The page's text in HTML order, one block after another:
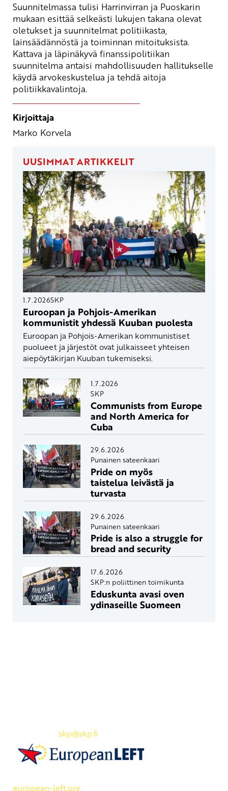
Suunnitelmassa tulisi Harrinvirran ja Puoskarin
mukaan esittää selkeästi lukujen takana olevat
oletukset ja suunnitelmat politiikasta,
lainsäädännöstä ja toiminnan mitoituksista.
Kattava ja läpinäkyvä finanssipolitiikan
suunnitelma antaisi mahdollisuuden hallitukselle
käydä arvokeskustelua ja tehdä aitoja
politiikkavalintoja.
Kirjoittaja
Marko Korvela
UUSIMMAT ARTIKKELIT
1.7.2026SKP
Euroopan ja Pohjois-Amerikan
kommunistit yhdessä Kuuban puolesta
Euroopan ja Pohjois-Amerikan kommunistiset
puolueet ja järjestöt ovat julkaisseet yhteisen
aiepöytäkirjan Kuuban tukemiseksi.
1.7.2026
SKP
Communists from Europe
and North America for
Cuba
29.6.2026
Punainen sateenkaari
Pride on myös
taistelua leivästä ja
turvasta
29.6.2026
Punainen sateenkaari
Pride is also a struggle for
bread and security
17.6.2026
SKP:n poliittinen toimikunta
Eduskunta avasi oven
ydinaseille Suomeen
skp@skp.fi
european-left.org